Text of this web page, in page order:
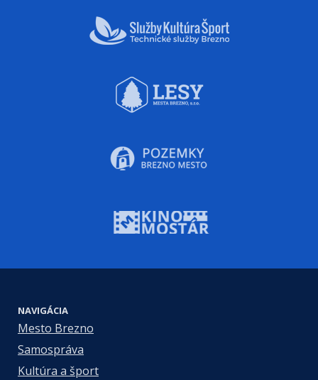
NAVIGÁCIA
Mesto Brezno
Samospráva
Kultúra a šport